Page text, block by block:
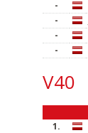
-
-
-
-
V40
1.